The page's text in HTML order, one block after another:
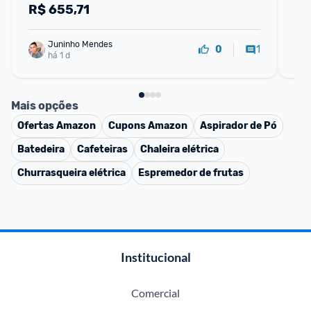
R$655,71
Juninho Mendes
há 1 d
0 1
Mais opções
OfertasAmazon CuponsAmazon
Aspirador de Pó
Batedeira
Cafeteiras
Chaleira elétrica
Churrasqueira elétrica
Espremedor de frutas
Institucional
Comercial